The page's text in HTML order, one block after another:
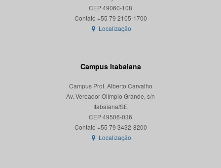
CEP 49060-108
Localização
Campus Itabaiana
Campus Prof. Alberto Carvalho
Av. Vereador Olímpio Grande, s/n
Itabaiana/SE
CEP 49506-036
Localização